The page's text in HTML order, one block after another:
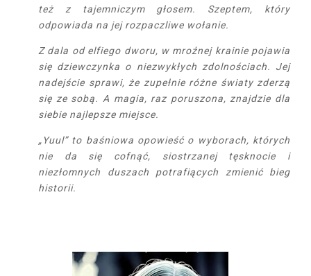
też z tajemniczym głosem. Szeptem, który
odpowiada na jej rozpaczliwe wołanie.
Z dala od elfiego dworu, w mroźnej krainie pojawia
się dziewczynka o niezwykłych zdolnościach. Jej
nadejście sprawi, że zupełnie różne światy zderzą
się ze sobą. A magia, raz poruszona, znajdzie dla
siebie najlepsze miejsce.
„Yuul” to baśniowa opowieść o wyborach, których
nie da się cofnąć, siostrzanej tęsknocie i
niezłomnych duszach potrafiących zmienić bieg
historii.